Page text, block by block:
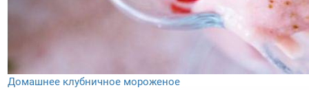
Домашнее клубничное мороженое